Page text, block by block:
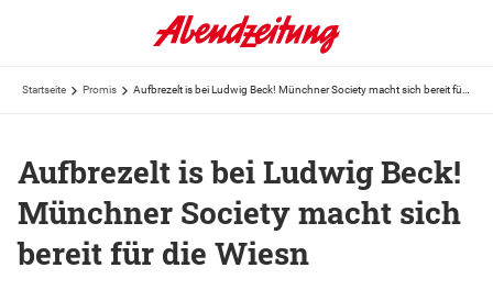
Startseite Promis
Aufbrezelt is bei Ludwig Beck!
Münchner Society macht sich
bereit für die Wiesn